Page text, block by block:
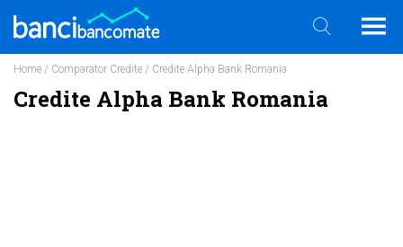
Home / Comparator Credite / Credite Alpha Bank Romania
Credite Alpha Bank Romania